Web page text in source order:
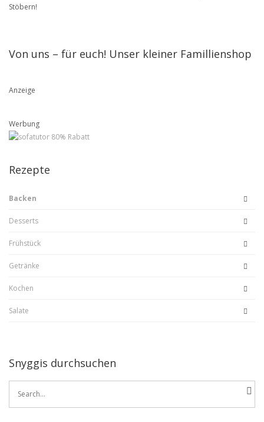
Stöbern!
Von uns – für euch! Unser kleiner Famillienshop
Anzeige
Werbung
Rezepte
Backen
Desserts
Frühstück
Getränke
Kochen
Salate
Snyggis durchsuchen
Search